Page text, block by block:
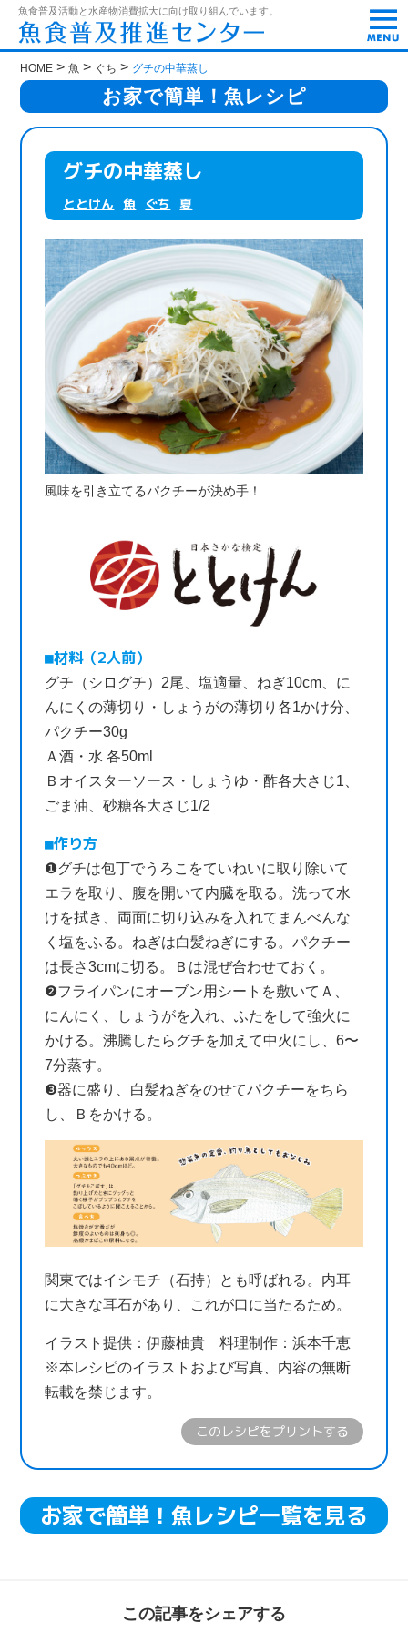
魚食普及活動と水産物消費拡大に向け取り組んでいます。
t
o
g
g
e
n
v
HOME >魚 > ぐち > グチの中華蒸し
お家で簡単！魚レシピ
グチの中華蒸し
ととけん 魚 ぐち 夏
風味を引き立てるパクチーが決め手！
材料（2人前）
グチ（シログチ）2尾、塩適量、ねぎ10cm、に
んにくの薄切り・しょうがの薄切り各1かけ分、
パクチー30g
Ａ酒・水 各50ml
Ｂオイスターソース・しょうゆ・酢各大さじ1、
ごま油、砂糖各大さじ1/2
作り方
❶グチは包丁でうろこをていねいに取り除いて
エラを取り、腹を開いて内臓を取る。洗って水
けを拭き、両面に切り込みを入れてまんべんな
く塩をふる。ねぎは白髪ねぎにする。パクチー
は長さ3cmに切る。Ｂは混ぜ合わせておく。
❷フライパンにオーブン用シートを敷いてＡ、
にんにく、しょうがを入れ、ふたをして強火に
かける。沸騰したらグチを加えて中火にし、6〜
7分蒸す。
❸器に盛り、白髪ねぎをのせてパクチーをちら
し、Ｂをかける。
関東ではイシモチ（石持）とも呼ばれる。内耳
に大きな耳石があり、これが口に当たるため。
イラスト提供：伊藤柚貴 料理制作：浜本千恵
※本レシピのイラストおよび写真、内容の無断
転載を禁じます。
このレシピをプリントする
お家で簡単！魚レシピ一覧を見る
この記事をシェアする